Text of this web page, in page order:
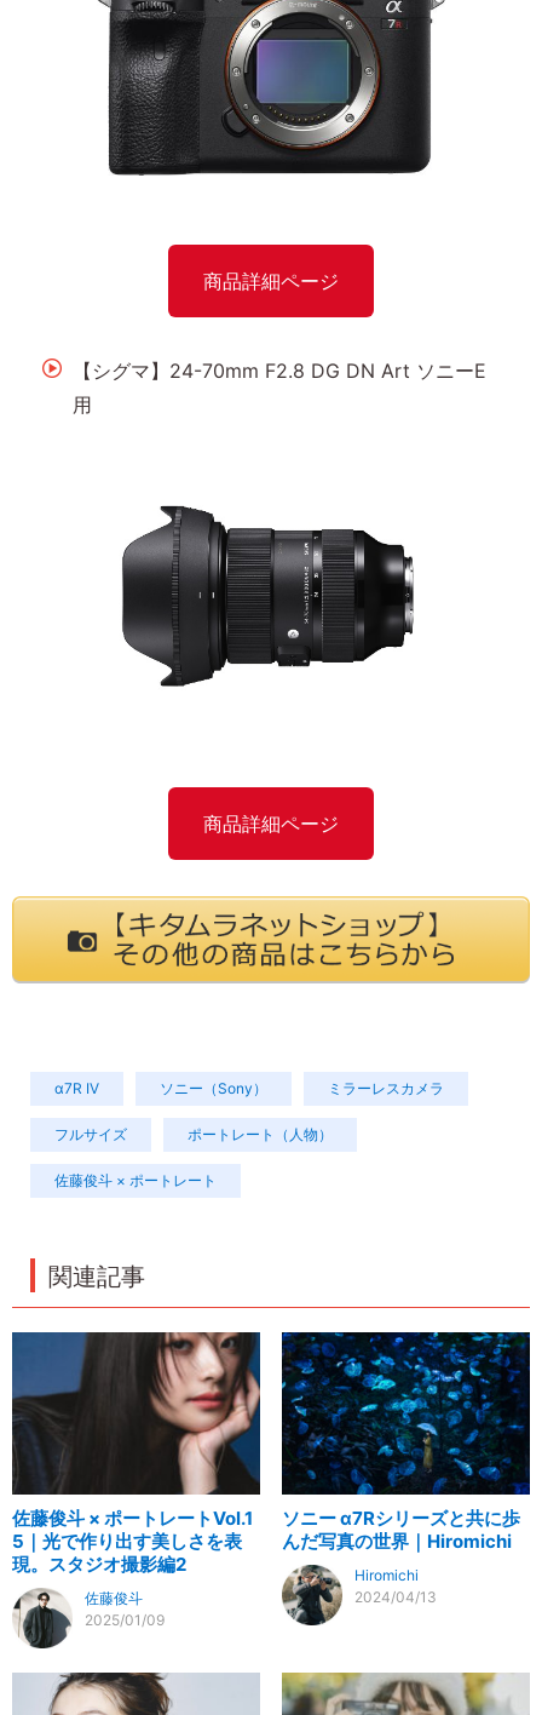
商品詳細ページ
【シグマ】24-70mm F2.8 DG DN Art ソニーE
用
商品詳細ページ
α7R IV ソニー（Sony） ミラーレスカメラ
フルサイズ ポートレート（人物）
佐藤俊斗 × ポートレート
関連記事
佐藤俊斗 × ポートレートVol.1
5｜光で作り出す美しさを表
現。スタジオ撮影編2
佐藤俊斗
2025/01/09
ソニー α7Rシリーズと共に歩
んだ写真の世界｜Hiromichi
Hiromichi
2024/04/13